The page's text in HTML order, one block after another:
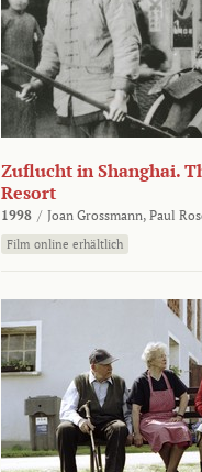
Zuflucht in Shanghai.
Resort
1998 / Joan Grossmann, Paul
Film online erhältlich